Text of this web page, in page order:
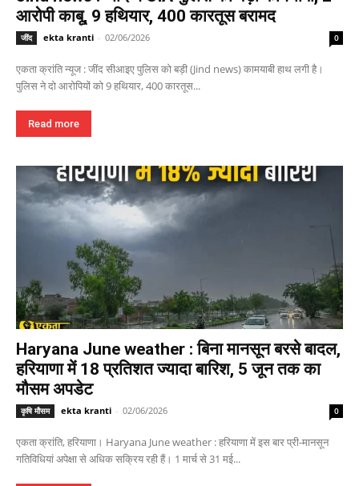
आरोपी काबू, 9 हथियार, 400 कारतूस बरामद
जींद ekta kranti - 02/06/2026 0
एकता क्रांति न्यूज : जींद सीआइए पुलिस को बड़ी (Jind news) कामयाबी हाथ लगी है।
पुलिस ने दो आरोपियों को 9 हथियार, 400 कारतूस...
Read more
Haryana June weather : बिना मानसून बरसे बादल,
हरियाणा में 18 प्रतिशत ज्यादा बारिश, 5 जून तक का
मौसम अपडेट
कृषि मौसम ekta kranti - 02/06/2026 0
एकता क्रांति, हरियाणा। Haryana June weather : हरियाणा में इस बार प्री-मानसून
गतिविधियां अपेक्षा से अधिक सक्रिय रही हैं। 1 मार्च से 31 मई...